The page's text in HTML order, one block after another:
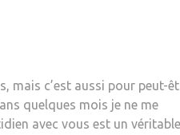
mais c’est aussi pour peut-
quelques mois je ne me
avec vous est un véritable